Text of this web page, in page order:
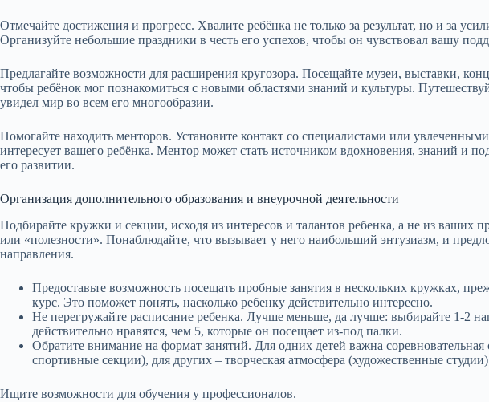
Отмечайте достижения и прогресс. Хвалите ребёнка не только за результат, но и за
Организуйте небольшие праздники в честь его успехов, чтобы он чувствовал вашу
Предлагайте возможности для расширения кругозора. Посещайте музеи, выставки,
чтобы ребёнок мог познакомиться с новыми областями знаний и культуры.
увидел мир во всем его многообразии.
Помогайте находить менторов. Установите контакт со специалистами или
интересует вашего ребёнка. Ментор может стать источником вдохновения, знаний и
его развитии.
Организация дополнительного образования и внеурочной деятельности
Подбирайте кружки и секции, исходя из интересов и талантов ребенка, а не из ваших
или «полезности». Понаблюдайте, что вызывает у него наибольший энтузиазм, и
направления.
Предоставьте возможность посещать пробные занятия в нескольких кружках,
курс. Это поможет понять, насколько ребенку действительно интересно.
Не перегружайте расписание ребенка. Лучше меньше, да лучше: выбирайте 1-2
действительно нравятся, чем 5, которые он посещает из-под палки.
Обратите внимание на формат занятий. Для одних детей важна
спортивные секции), для других – творческая атмосфера (художественные
Ищите возможности для обучения у профессионалов.